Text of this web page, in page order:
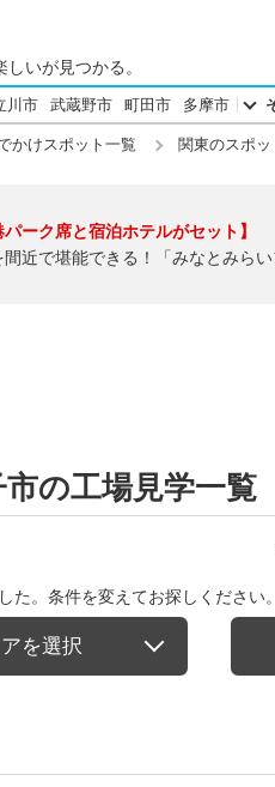
しいが見つかる。
川市 武蔵野市 町田市 多摩市
かけスポット一覧 関東のスポッ
パーク席と宿泊ホテルがセット】
間近で堪能できる！「みなとみら
の工場見学一覧
た。条件を変えてお探しください。
を選択